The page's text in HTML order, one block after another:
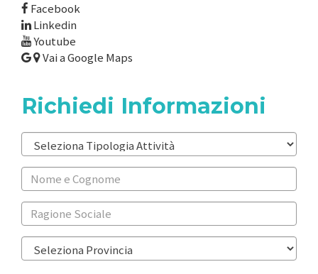
Facebook
Linkedin
Youtube
Vai a Google Maps
Richiedi Informazioni